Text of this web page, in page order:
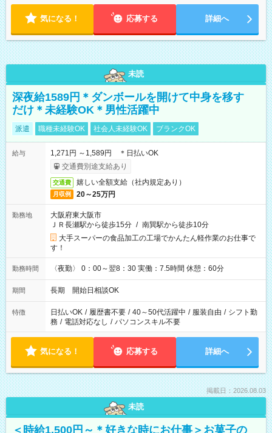
気になる！ 応募する 詳細へ
未読
深夜給1589円＊ダンボールを開けて中身を移す
だけ＊未経験OK＊男性活躍中
派遣 職種未経験OK 社会人未経験OK ブランクOK
給与
1,271円 ～1,589円 ＊日払いOK
交通費別途支給あり
交通費 嬉しい全額支給（社内規定あり）
月収例 20～25万円
勤務地
大阪府東大阪市
ＪＲ長瀬駅から徒歩15分 / 南巽駅から徒歩10分
大手スーパーの食品加工の工場でかんたん軽作業のお仕事で
す！
勤務時間 〈夜勤〉 0：00～翌8：30 実働：7.5時間 休憩：60分
期間 長期 開始日相談OK
特徴 日払いOK / 履歴書不要 / 40～50代活躍中 / 服装自由 / シフト勤
務 / 電話対応なし / パソコンスキル不要
気になる！ 応募する 詳細へ
掲載日：2026.08.03
未読
＜時給1,500円～＊好きな時にお仕事＞お菓子の